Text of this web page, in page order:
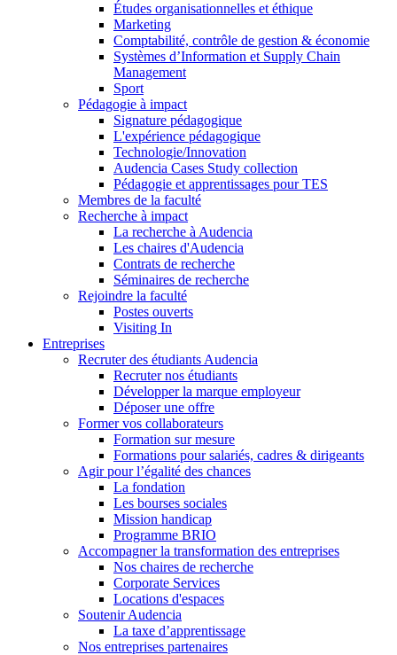
Études organisationnelles et éthique
Marketing
Comptabilité, contrôle de gestion & économie
Systèmes d’Information et Supply Chain
Management
Sport
Pédagogie à impact
Signature pédagogique
L'expérience pédagogique
Technologie/Innovation
Audencia Cases Study collection
Pédagogie et apprentissages pour TES
Membres de la faculté
Recherche à impact
La recherche à Audencia
Les chaires d'Audencia
Contrats de recherche
Séminaires de recherche
Rejoindre la faculté
Postes ouverts
Visiting In
Entreprises
Recruter des étudiants Audencia
Recruter nos étudiants
Développer la marque employeur
Déposer une offre
Former vos collaborateurs
Formation sur mesure
Formations pour salariés, cadres & dirigeants
Agir pour l’égalité des chances
La fondation
Les bourses sociales
Mission handicap
Programme BRIO
Accompagner la transformation des entreprises
Nos chaires de recherche
Corporate Services
Locations d'espaces
Soutenir Audencia
La taxe d’apprentissage
Nos entreprises partenaires